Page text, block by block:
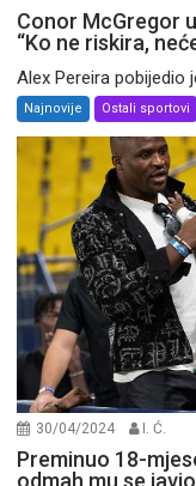
Conor McGregor
“Ko ne riskira,
Alex Pereira pobijedio
Najnovije Ostali sportovi
30/04/2024 I. Ć.
Preminuo 18-